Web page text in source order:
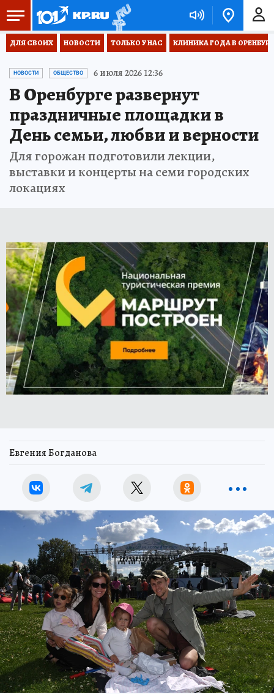
ДЛЯ СВОИХ НОВОСТИ ТОЛЬКО У НАС КЛИНИКА ГОДА В
НОВОСТИ ОБЩЕСТВО 6 июля 2026 12:36
В Оренбурге развернут
праздничные площадки в
День семьи, любви и верности
Для горожан подготовили лекции,
выставки и концерты на семи городских
локациях
Евгения Богданова